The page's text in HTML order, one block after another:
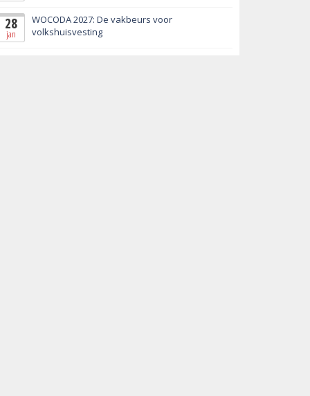
28
jan
WOCODA 2027: De vakbeurs voor
volkshuisvesting